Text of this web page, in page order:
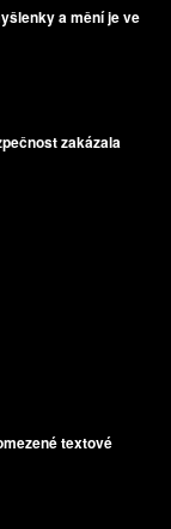
a mění je ve
zakázala
textové